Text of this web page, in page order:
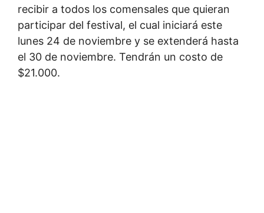
recibir a todos los comensales que quieran
participar del festival, el cual iniciará este
lunes 24 de noviembre y se extenderá hasta
el 30 de noviembre. Tendrán un costo de
$21.000.